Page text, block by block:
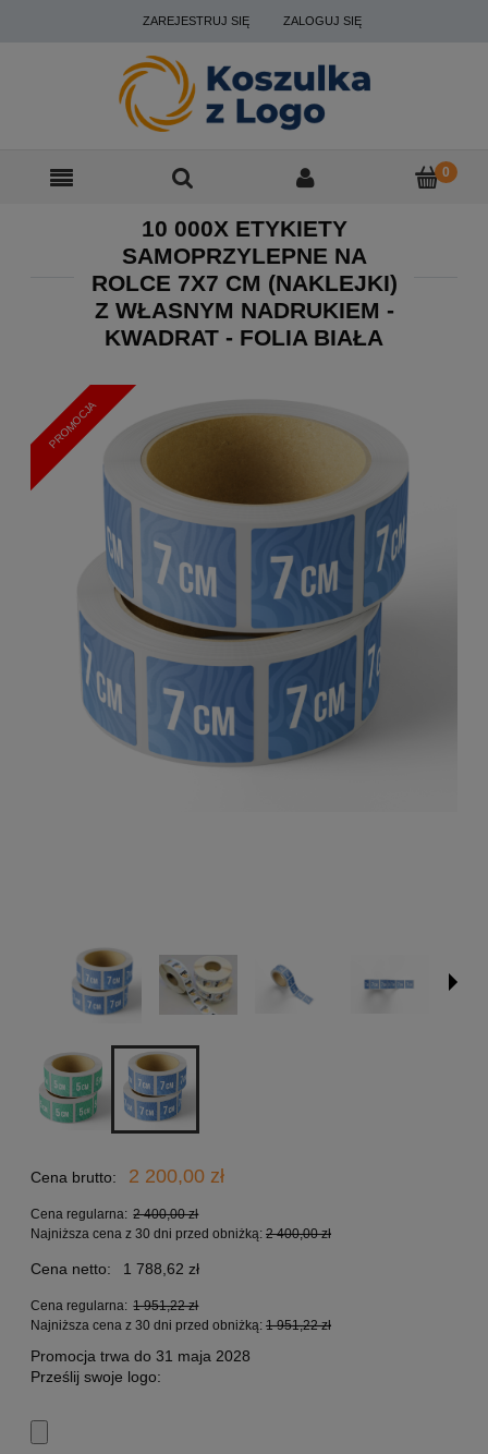
ZAREJESTRUJ SIĘ ZALOGUJ SIĘ
10 000X ETYKIETY
SAMOPRZYLEPNE NA
ROLCE 7X7 CM (NAKLEJKI)
Z WŁASNYM NADRUKIEM -
KWADRAT - FOLIA BIAŁA
PROMOCJA
Cena brutto: 2 200,00 zł
Cena regularna: 2 400,00 zł
Najniższa cena z 30 dni przed obniżką: 2 400,00 zł
Cena netto: 1 788,62 zł
Cena regularna: 1 951,22 zł
Najniższa cena z 30 dni przed obniżką: 1 951,22 zł
Promocja trwa do 31 maja 2028
Prześlij swoje logo: